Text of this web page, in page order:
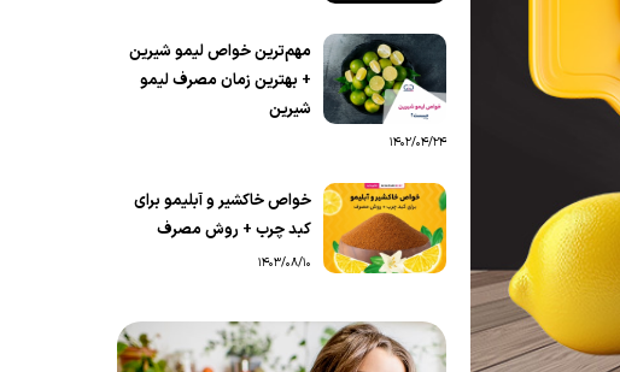
مهم‌ترین خواص لیمو شیرین
+ بهترین زمان مصرف لیمو
شیرین
1402/04/24
خواص خاکشیر و آبلیمو برای
کبد چرب + روش مصرف
1403/08/10